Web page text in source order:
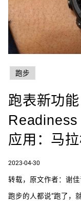
跑步
跑表新功
应用：马
2023-04-30
转载，原文作者：谢佳
跑步的人都说“跑了，